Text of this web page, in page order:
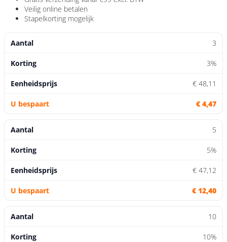
Veilig online betalen
Stapelkorting mogelijk
3
3%
€ 48,11
€ 4,47
5
5%
€ 47,12
€ 12,40
10
10%